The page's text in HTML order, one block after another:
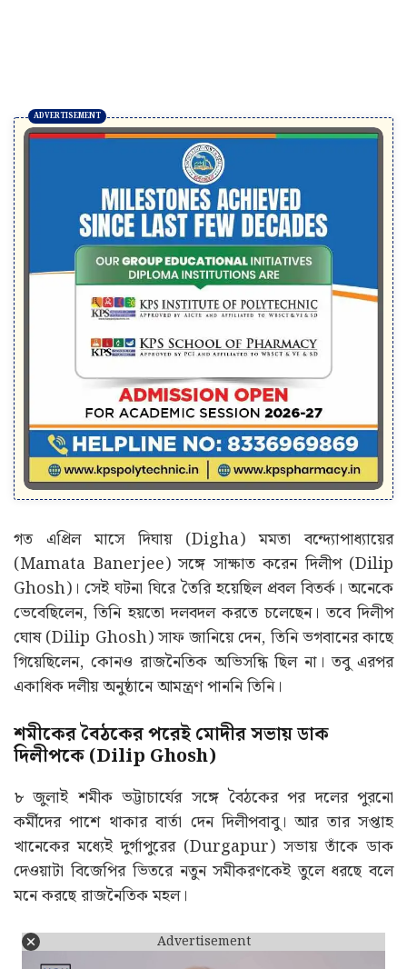
গত এপ্রিল মাসে দিঘায় (Digha) মমতা বন্দ্যোপাধ্যায়ের
(Mamata Banerjee) সঙ্গে সাক্ষাত করেন দিলীপ (Dilip
Ghosh)। সেই ঘটনা ঘিরে তৈরি হয়েছিল প্রবল বিতর্ক। অনেকে
ভেবেছিলেন, তিনি হয়তো দলবদল করতে চলেছেন। তবে দিলীপ
ঘোষ (Dilip Ghosh) সাফ জানিয়ে দেন, তিনি ভগবানের কাছে
গিয়েছিলেন, কোনও রাজনৈতিক অভিসন্ধি ছিল না। তবু এরপর
একাধিক দলীয় অনুষ্ঠানে আমন্ত্রণ পাননি তিনি।
শমীকের বৈঠকের পরেই মোদীর সভায় ডাক
দিলীপকে (Dilip Ghosh)
৮ জুলাই শমীক ভট্টাচার্যের সঙ্গে বৈঠকের পর দলের পুরনো
কর্মীদের পাশে থাকার বার্তা দেন দিলীপবাবু। আর তার সপ্তাহ
খানেকের মধ্যেই দুর্গাপুরের (Durgapur) সভায় তাঁকে ডাক
দেওয়াটা বিজেপির ভিতরে নতুন সমীকরণকেই তুলে ধরছে বলে
মনে করছে রাজনৈতিক মহল।
Advertisement